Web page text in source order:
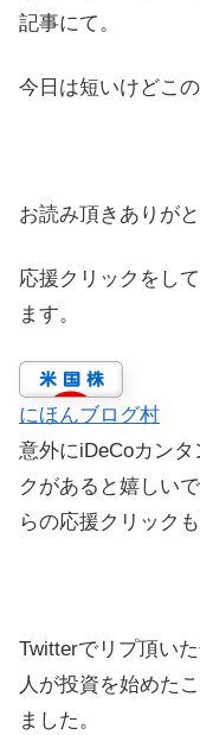
記事にて。
今日は短いけどこの
お読み頂きありが
応援クリックをし
ます。
にほんブログ村
意外にiDeCoカン
クがあると嬉しい
らの応援クリック
Twitterでリプ頂い
人が投資を始めた
ました。